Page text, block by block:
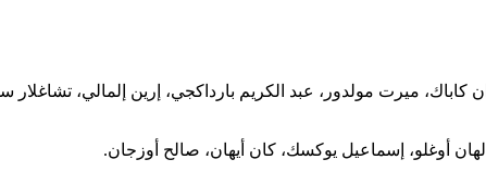
كاباك، ميرت مولدور، عبد الكريم بارداكجي، إرين إلمالي، تشاغلار
أوغلو، إسماعيل يوكسك، كان أيهان، صالح أوزجان.